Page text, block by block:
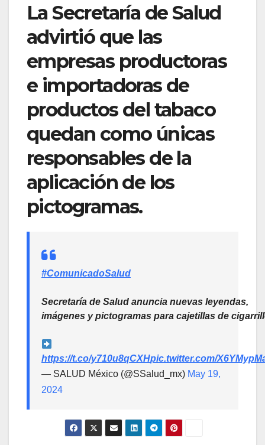
La Secretaría de Salud
advirtió que las
empresas productoras
e importadoras de
productos del tabaco
quedan como únicas
responsables de la
aplicación de los
pictogramas.
#ComunicadoSalud
Secretaría de Salud anuncia nuevas leyendas,
imágenes y pictogramas para cajetillas de
https://t.co/y710u8qCXHpic.twitter.com/
— SALUD México (@SSalud_mx) May 19,
2024